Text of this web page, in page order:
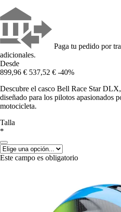
Paga tu pedido por
adicionales.
Desde
899,96 € 537,52 € -40%
Descubre el casco Bell Race Star
diseñado para los pilotos apasionados
motocicleta.
Talla
*
Este campo es obligatorio